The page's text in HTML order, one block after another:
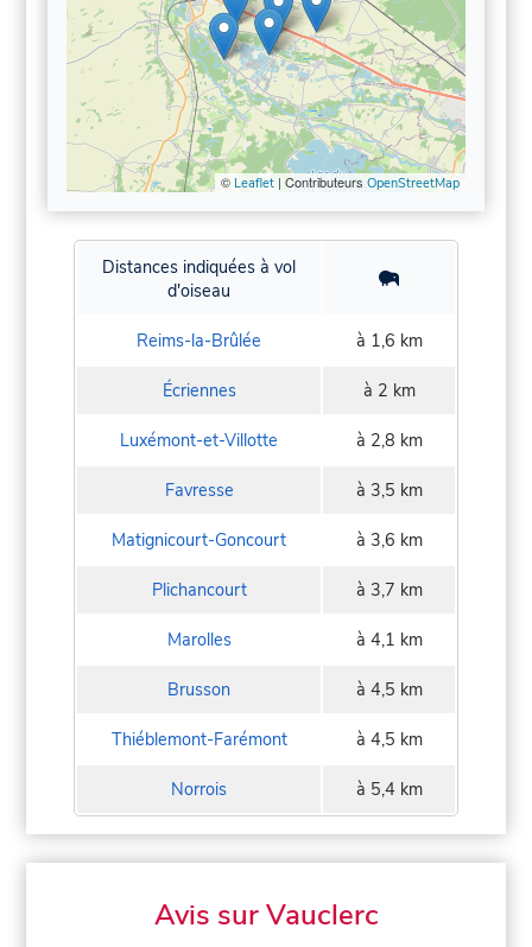
© Leaflet| Contributeurs OpenStreetMap
Distances indiquées à vol
d'oiseau
Reims-la-Brûlée à 1,6 km
Écriennes à 2 km
Luxémont-et-Villotte à 2,8 km
Favresse à 3,5 km
Matignicourt-Goncourt à 3,6 km
Plichancourt à 3,7 km
Marolles à 4,1 km
Brusson à 4,5 km
Thiéblemont-Farémont à 4,5 km
Norrois à 5,4 km
Avis sur Vauclerc